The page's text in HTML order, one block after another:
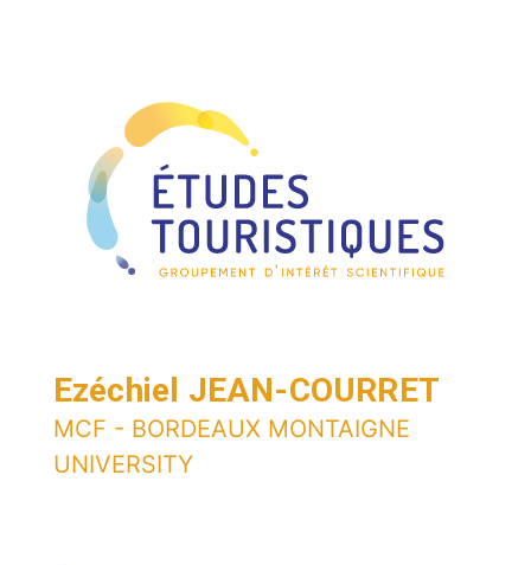
Ezéchiel JEAN-COURRET
MCF - BORDEAUX MONTAIGNE
UNIVERSITY